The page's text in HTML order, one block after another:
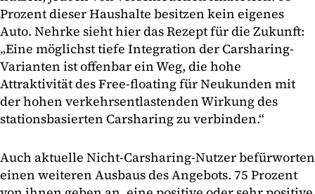
Prozent dieser Haushalte besitzen kein eigenes
Auto. Nehrke sieht hier das Rezept für die Zukunft:
„Eine möglichst tiefe Integration der Carsharing-
Varianten ist offenbar ein Weg, die hohe
Attraktivität des Free-floating für Neukunden mit
der hohen verkehrsentlastenden Wirkung des
stationsbasierten Carsharing zu verbinden.“
Auch aktuelle Nicht-Carsharing-Nutzer befürworten
einen weiteren Ausbaus des Angebots. 75 Prozent